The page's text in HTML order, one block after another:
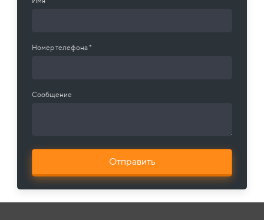
Номер телефона *
Сообщение
Отправить